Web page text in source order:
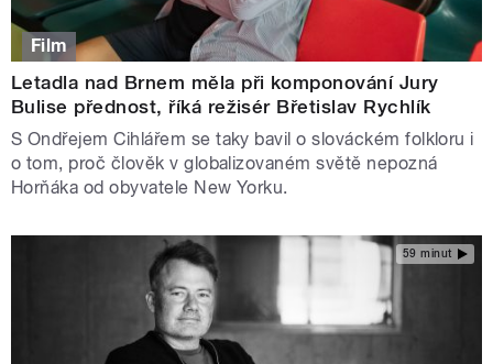
Film
Letadla nad Brnem měla při komponování Jury
Bulise přednost, říká režisér Břetislav Rychlík
S Ondřejem Cihlářem se taky bavil o slováckém folkloru i
o tom, proč člověk v globalizovaném světě nepozná
Horňáka od obyvatele New Yorku.
59 minut